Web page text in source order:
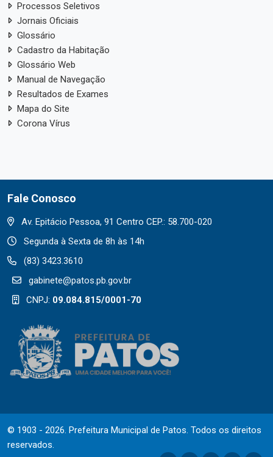
Processos Seletivos
Jornais Oficiais
Glossário
Cadastro da Habitação
Glossário Web
Manual de Navegação
Resultados de Exames
Mapa do Site
Corona Vírus
Fale Conosco
Av. Epitácio Pessoa, 91 Centro CEP.: 58.700-020
Segunda à Sexta de 8h às 14h
(83) 3423.3610
gabinete@patos.pb.gov.br
CNPJ: 09.084.815/0001-70
© 1903 - 2026. Prefeitura Municipal de Patos. Todos os direitos
reservados.